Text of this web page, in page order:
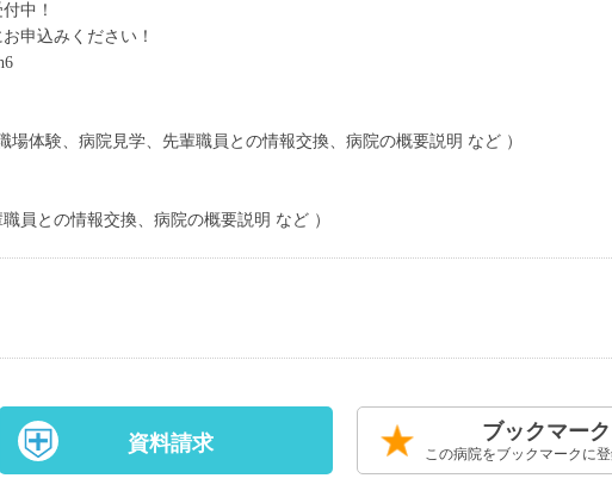
中！
申込みください！
場体験、病院見学、先輩職員との情報交換、病院の概要説明 など ）
員との情報交換、病院の概要説明 など ）
資料請求 ブックマーク
この病院をブックマークに